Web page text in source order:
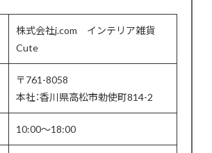
株式会社j.com インテリア雑貨
Cute
〒761-8058
本社：香川県高松市勅使町814-2
10:00〜18:00